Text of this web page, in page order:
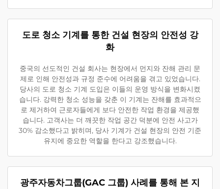
도로 청소 기계를 통한 건설 현장의 안전성 강
화
중국의 선도적인 건설 회사는 현장에서 먼지와 잔해 관리 문
제로 인해 안전성과 규정 준수에 어려움을 겪고 있었습니다.
당사의 도로 청소 기계 도입은 이들의 운영 방식을 변화시켰
습니다. 강력한 청소 성능을 갖춘 이 기계는 잔해를 효과적으
로 제거하여 근로자들에게 보다 안전한 작업 환경을 제공했
습니다. 고객사는 더 깨끗한 작업 공간 덕분에 안전 사고가
30% 감소했다고 밝히며, 당사 기계가 건설 현장의 안전 기준
유지에 중요한 역할을 한다고 강조했습니다.
광주자동차그룹(GAC 그룹) 사례를 통해 본 지